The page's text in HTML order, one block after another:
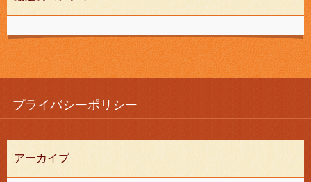
プライバシーポリシー
アーカイブ